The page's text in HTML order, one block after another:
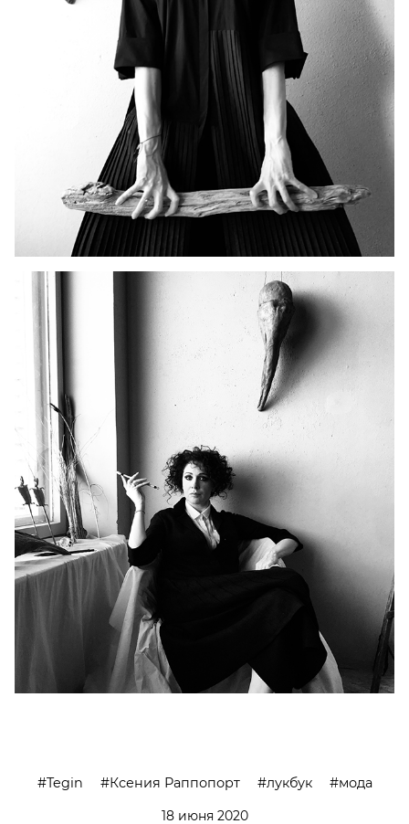
Tegin Ксения Раппопорт лукбук
мода
18 июня 2020